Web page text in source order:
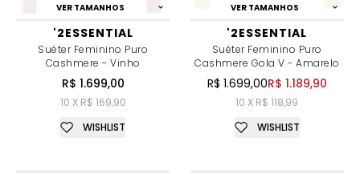
VER TAMANHOS
'2ESSENTIAL
Suéter Feminino Puro
Cashmere - Vinho
R$ 1.699,00
10 X R$ 169,90
WISHLIST
VER TAMANHOS
'2ESSENTIAL
Suéter Feminino Puro
Cashmere Gola V - Amarelo
R$ 1.699,00R$ 1.189,90
10 X R$ 118,99
WISHLIST